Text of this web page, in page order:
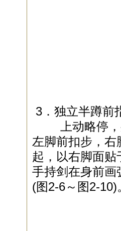
3 ．独立半蹲
上动略停，身
左脚前扣步，右
起，以右脚面
手持剑在身前画
(图2-6～图2-10)